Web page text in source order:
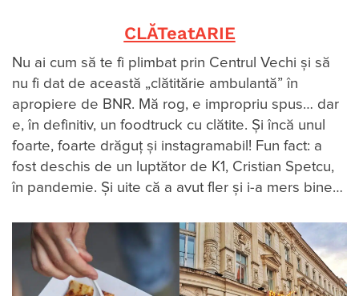
CLĂTeatARIE
Nu ai cum să te fi plimbat prin Centrul Vechi și să
nu fi dat de această „clătitărie ambulantă” în
apropiere de BNR. Mă rog, e impropriu spus… dar
e, în definitiv, un foodtruck cu clătite. Și încă unul
foarte, foarte drăguț și instagramabil! Fun fact: a
fost deschis de un luptător de K1, Cristian Spetcu,
în pandemie. Și uite că a avut fler și i-a mers bine…